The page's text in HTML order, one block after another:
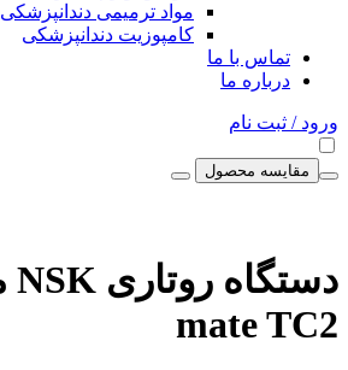
مواد ترمیمی دندانپزشکی
کامپوزیت دندانپزشکی
تماس با ما
درباره ما
ورود / ثبت نام
مقایسه محصول
mate TC2